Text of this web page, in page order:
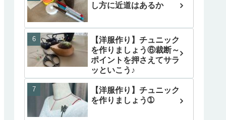
し方に近道はあるか
【洋服作り】チュニック
を作りましょう⑥裁断～
ポイントを押さえてサラ
ッといこう♪
【洋服作り】チュニック
を作りましょう➀